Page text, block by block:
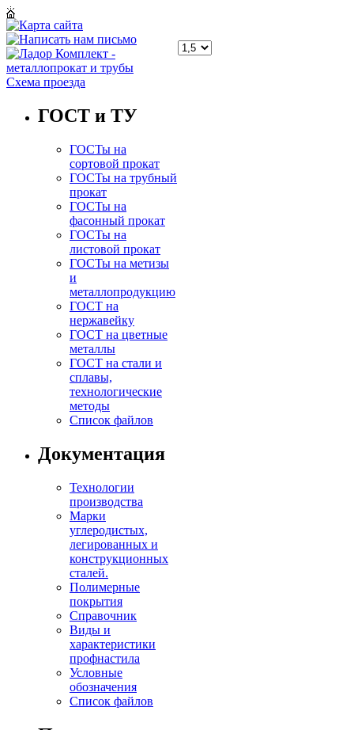
Схема проезда
ГОСТ и ТУ
ГОСТы на
сортовой прокат
ГОСТы на трубный
прокат
ГОСТы на
фасонный прокат
ГОСТы на
листовой прокат
ГОСТы на метизы
и
металлопродукцию
ГОСТ на
нержавейку
ГОСТ на цветные
металлы
ГОСТ на стали и
сплавы,
технологические
методы
Список файлов
Документация
Технологии
производства
Марки
углеродистых,
легированных и
конструкционных
сталей.
Полимерные
покрытия
Справочник
Виды и
характеристики
профнастила
Условные
обозначения
Список файлов